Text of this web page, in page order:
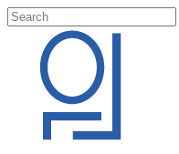
Skip
to
content
Search